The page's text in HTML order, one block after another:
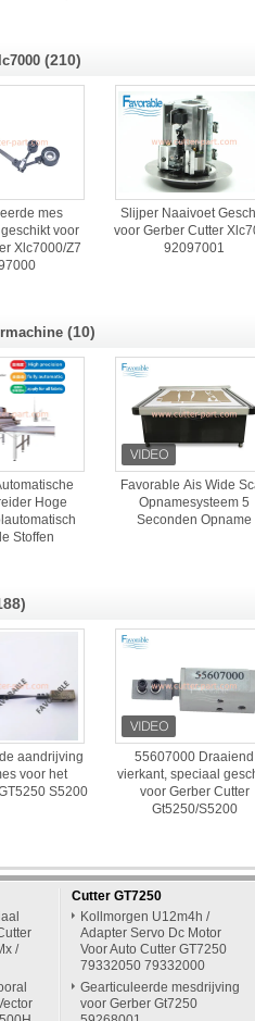
(210)
mes
voor
Xlc7000/Z7
Slijper Naaivoet
voor Gerber Cutter
92097001
(10)
Hoge
Stoffen
Favorable Ais Wide
Opnamesysteem 5
Seconden Opname
aandrijving
voor het
S5200
55607000 Draaiend
vierkant, speciaal
voor Gerber Cutter
Gt5250/S5200
/
Cutter GT7250
Kollmorgen U12m4h /
Adapter Servo Dc Motor
Voor Auto Cutter GT7250
79332050 79332000
Gearticuleerde mesdrijving
voor Gerber Gt7250